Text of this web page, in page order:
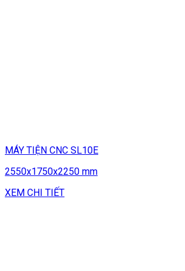
MÁY TIỆN CNC SL10E
2550x1750x2250 mm
XEM CHI TIẾT